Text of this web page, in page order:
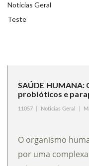
Noticias Geral
Teste
SAÚDE
probióticos e
11057 Noticias Geral
O organismo
por uma